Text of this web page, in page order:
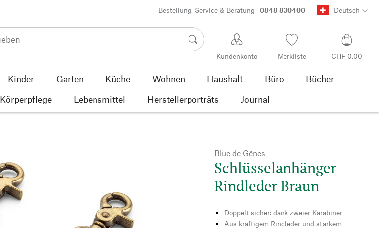
Bestellung, Service & Beratung 0848 830400 Deutsch
Kundenkonto Merkliste CHF 0.00
Kinder Garten Küche Wohnen Haushalt Büro
Bücher
Körperpflege Lebensmittel Herstellerporträts Journal
Blue de Gênes
Schlüsselanhänger
Rindleder Braun
Doppelt sicher: dank zweier Karabiner
Aus kräftigem Rindleder und starkem